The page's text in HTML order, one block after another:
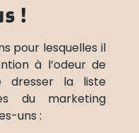
!
pour lesquelles il
à l’odeur de
dresser la liste
du marketing
uns :